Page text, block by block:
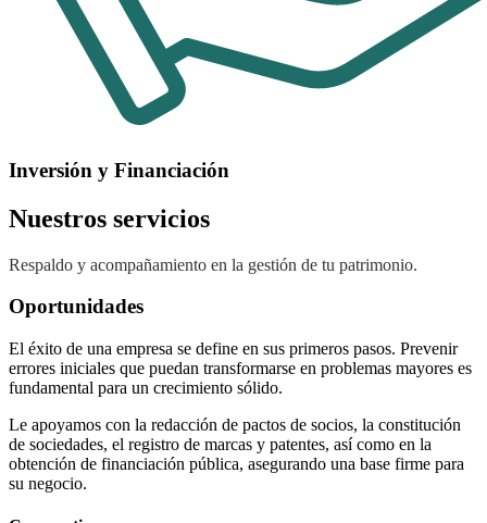
Inversión y Financiación
Nuestros servicios
Respaldo y acompañamiento en la gestión de tu patrimonio.
Oportunidades
El éxito de una empresa se define en sus primeros pasos. Prevenir
errores iniciales que puedan transformarse en problemas mayores es
fundamental para un crecimiento sólido.
Le apoyamos con la redacción de pactos de socios, la constitución
de sociedades, el registro de marcas y patentes, así como en la
obtención de financiación pública, asegurando una base firme para
su negocio.